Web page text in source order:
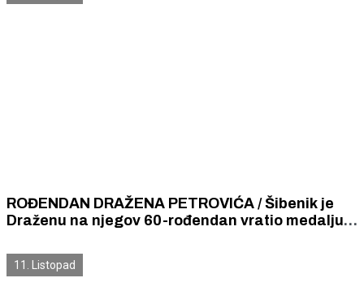
ROĐENDAN DRAŽENA PETROVIĆA / Šibenik je
Draženu na njegov 60-rođendan vratio medalju
nepravedno oteta 1983. godine.
11. Listopad